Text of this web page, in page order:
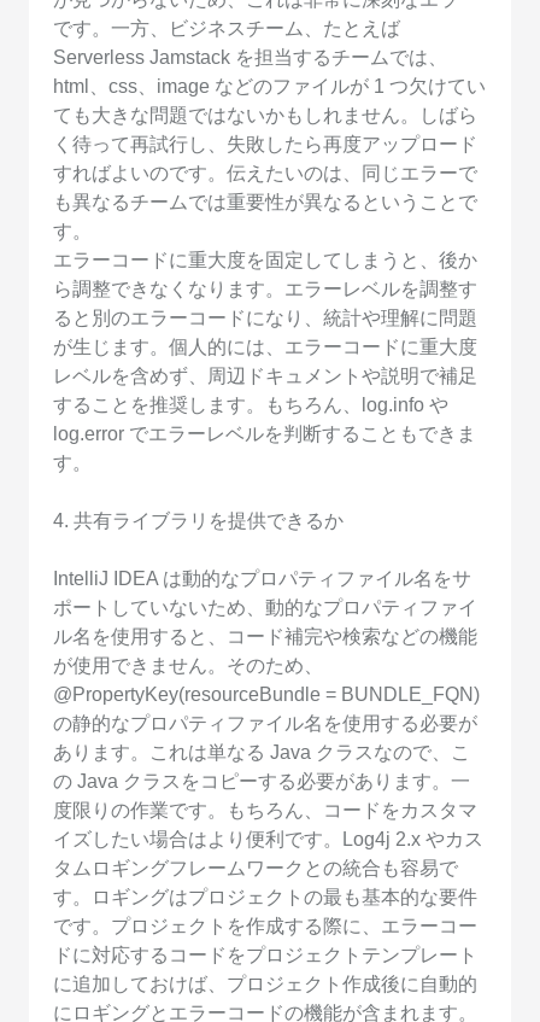
です。一方、ビジネスチーム、たとえば
Serverless Jamstack を担当するチームでは、
html、css、image などのファイルが 1 つ欠けてい
ても大きな問題ではないかもしれません。しばら
く待って再試行し、失敗したら再度アップロード
すればよいのです。伝えたいのは、同じエラーで
も異なるチームでは重要性が異なるということで
す。
エラーコードに重大度を固定してしまうと、後か
ら調整できなくなります。エラーレベルを調整す
ると別のエラーコードになり、統計や理解に問題
が生じます。個人的には、エラーコードに重大度
レベルを含めず、周辺ドキュメントや説明で補足
することを推奨します。もちろん、log.info や
log.error でエラーレベルを判断することもできま
す。
4. 共有ライブラリを提供できるか
IntelliJ IDEA は動的なプロパティファイル名をサ
ポートしていないため、動的なプロパティファイ
ル名を使用すると、コード補完や検索などの機能
が使用できません。そのため、
@PropertyKey(resourceBundle = BUNDLE_FQN)
の静的なプロパティファイル名を使用する必要が
あります。これは単なる Java クラスなので、こ
の Java クラスをコピーする必要があります。一
度限りの作業です。もちろん、コードをカスタマ
イズしたい場合はより便利です。Log4j 2.x やカス
タムロギングフレームワークとの統合も容易で
す。ロギングはプロジェクトの最も基本的な要件
です。プロジェクトを作成する際に、エラーコー
ドに対応するコードをプロジェクトテンプレート
に追加しておけば、プロジェクト作成後に自動的
にロギングとエラーコードの機能が含まれます。